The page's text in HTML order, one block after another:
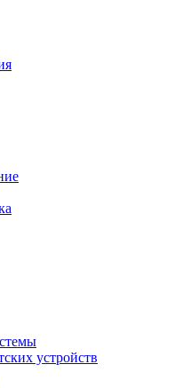
устройств